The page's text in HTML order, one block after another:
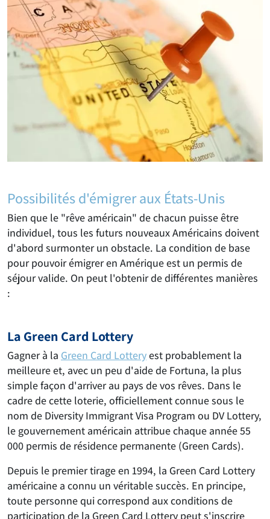
Possibilités d'émigrer aux États-Unis
Bien que le "rêve américain" de chacun puisse être
individuel, tous les futurs nouveaux Américains doivent
d'abord surmonter un obstacle. La condition de base
pour pouvoir émigrer en Amérique est un permis de
séjour valide. On peut l'obtenir de différentes manières
:
La Green Card Lottery
Gagner à la Green Card Lotteryest probablement la
meilleure et, avec un peu d'aide de Fortuna, la plus
simple façon d'arriver au pays de vos rêves. Dans le
cadre de cette loterie, officiellement connue sous le
nom de Diversity Immigrant Visa Program ou DV Lottery,
le gouvernement américain attribue chaque année 55
000 permis de résidence permanente (Green Cards).
Depuis le premier tirage en 1994, la Green Card Lottery
américaine a connu un véritable succès. En principe,
toute personne qui correspond aux conditions de
participation de la Green Card Lottery peut s'inscrire